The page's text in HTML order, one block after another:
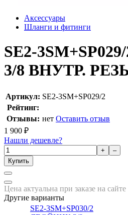
Аксессуары
Шланги и фитинги
SE2-
3/8 ВНУТР.
Артикул: SE2-3SM+SP029/2
Рейтинг:
Отзывы: нет Оставить отзыв
1 900 ₽
Нашли дешевле?
+
–
Купить
Цена актуальна при заказе на сайте
Другие варианты
SE2-3SM+SP030/2